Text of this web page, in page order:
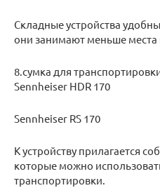
Складные устройства
они занимают меньше места
8.сумка для
Sennheiser HDR 170
Sennheiser RS 170
К устройству прилагается
которые можно
транспортировки.